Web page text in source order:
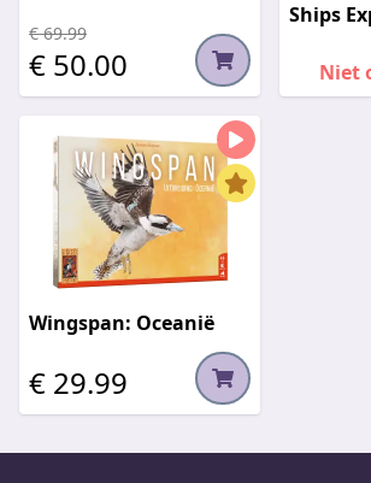
€ 69.99
€ 50.00
Ships
Niet
Wingspan: Oceanië
€ 29.99